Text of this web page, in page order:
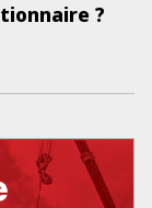
?